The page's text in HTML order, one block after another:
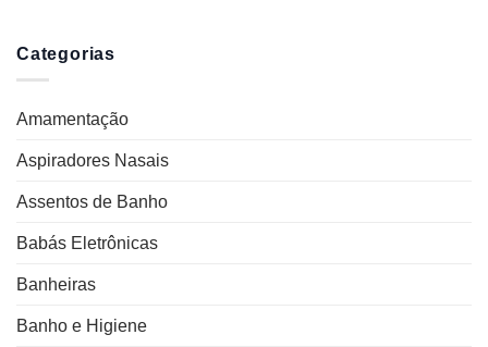
Categorias
Amamentação
Aspiradores Nasais
Assentos de Banho
Babás Eletrônicas
Banheiras
Banho e Higiene